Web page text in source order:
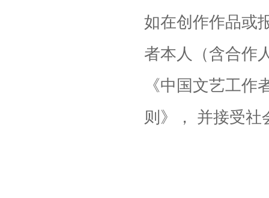
如在创作作品或
者本人（含合作
《中国文艺工
则》， 并接受社